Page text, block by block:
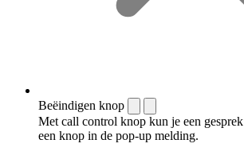
Beëindigen knop
Met call control knop kun je een
een knop in de pop-up melding.